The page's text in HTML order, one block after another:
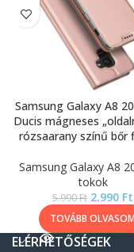
Samsung Galaxy A8
Ducis mágneses
rózsaarany színű bőr
Samsung Galaxy A8
tokok
5.990Ft 2.990 Ft
TOVÁBB OLVASOM
ELÉRHETŐSÉGEK